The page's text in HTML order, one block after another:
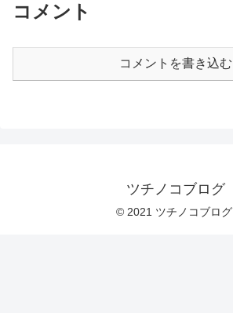
コメント
コメントを書き込む
ツチノコブログ
© 2021 ツチノコブログ.